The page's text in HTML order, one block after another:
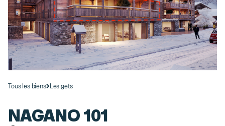
Tous les biens Les gets
NAGANO 101